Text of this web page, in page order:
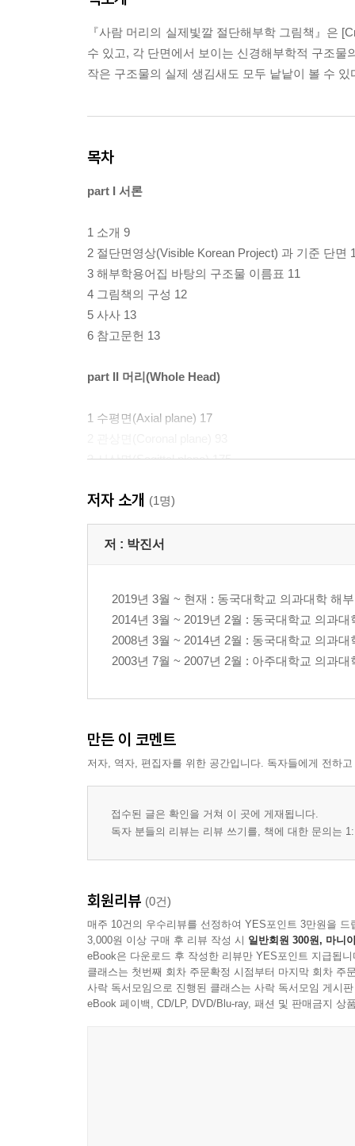
『사람 머리의 실제빛깔 절단해부학 그림책』은
수 있고, 각 단면에서 보이는 신경해부학적 구조
작은 구조물의 실제 생김새도 모두 낱낱이 볼 수 있
목차
part I 서론
1 소개 9
2 절단면영상(Visible Korean Project) 과 기준 단면
3 해부학용어집 바탕의 구조물 이름표 11
4 그림책의 구성 12
5 사사 13
6 참고문헌 13
part II 머리(Whole Head)
1 수평면(Axial plane) 17
3 시상면(Sagittal plane) 175
part III 뇌심부(Deep Head)
1 수평면(Axial plane) 215
저자 소개 (1명)
저 : 박진서
2019년 3월 ~ 현재 : 동국대학교 의과대학 해
2014년 3월 ~ 2019년 2월 : 동국대학교 의과
2008년 3월 ~ 2014년 2월 : 동국대학교 의과
2003년 7월 ~ 2007년 2월 : 아주대학교 의과
만든 이 코멘트
저자, 역자, 편집자를 위한 공간입니다. 독자들에게 전하
접수된 글은 확인을 거쳐 이 곳에 게재됩니다.
독자 분들의 리뷰는 리뷰 쓰기를, 책에 대한 문의는
회원리뷰 (0건)
매주 10건의 우수리뷰를 선정하여 YES포인트 3만원을 드
3,000원 이상 구매 후 리뷰 작성 시 일반회원 300원, 마니
eBook은 다운로드 후 작성한 리뷰만 YES포인트 지급됩니
클래스는 첫번째 회차 주문확정 시점부터 마지막 회차 주
사락 독서모임으로 진행된 클래스는 사락 독서모임 게시
eBook 페이백, CD/LP, DVD/Blu-ray, 패션 및 판매금지 상